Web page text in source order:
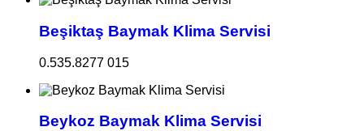
Beşiktaş Baymak Klima Servisi
0.535.8277 015
Beykoz Baymak Klima Servisi